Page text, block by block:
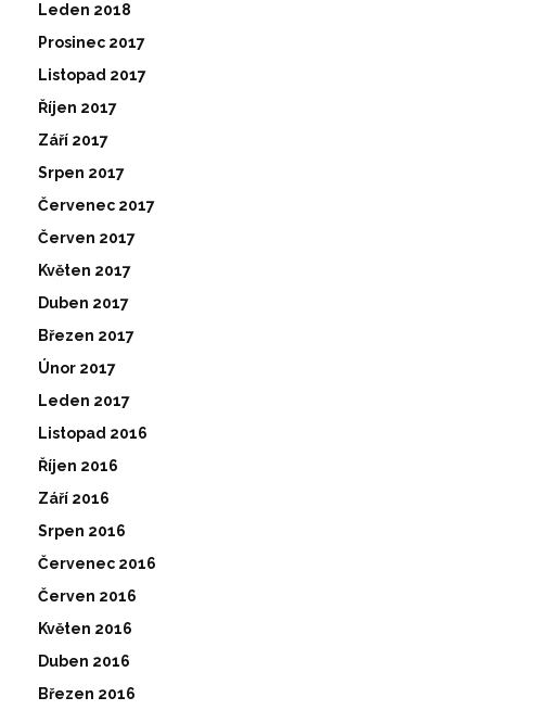
Leden 2018
Prosinec 2017
Listopad 2017
Říjen 2017
Září 2017
Srpen 2017
Červenec 2017
Červen 2017
Květen 2017
Duben 2017
Březen 2017
Únor 2017
Leden 2017
Listopad 2016
Říjen 2016
Září 2016
Srpen 2016
Červenec 2016
Červen 2016
Květen 2016
Duben 2016
Březen 2016